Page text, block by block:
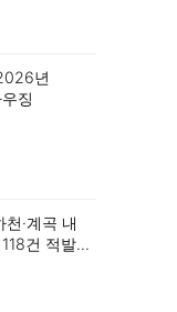
년
징
·계곡 내
건 적발…